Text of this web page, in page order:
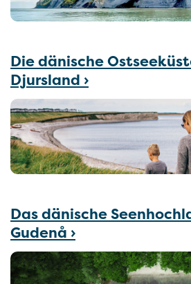
Die dänische
Djursland ›
Das dänische
Gudenå ›